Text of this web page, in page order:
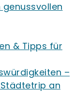
& Tipps für
–
an